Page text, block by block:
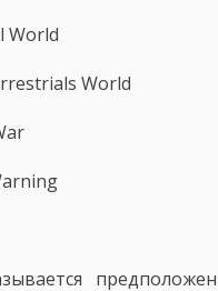
World
World